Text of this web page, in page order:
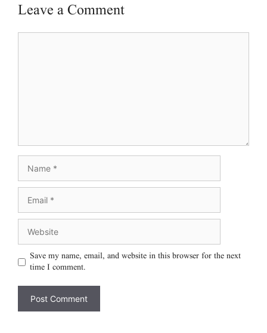
Leave a Comment
Save my name, email, and website in this browser for the next
time I comment.